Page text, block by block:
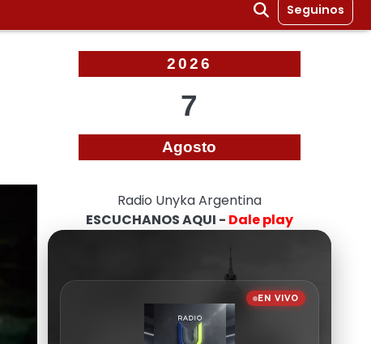
Seguinos
2026
7
Agosto
Radio Unyka Argentina
ESCUCHANOS AQUI - Dale play